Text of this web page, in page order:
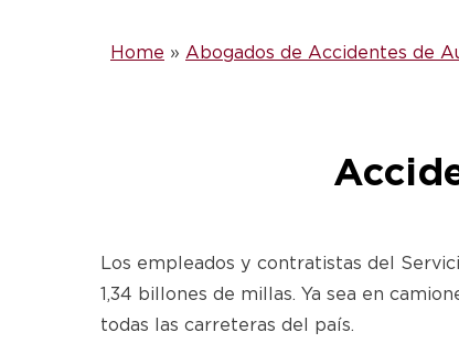
Home » Abogados de Accidentes de
Los empleados y contratistas del
1,34 billones de millas. Ya sea en
todas las carreteras del país.